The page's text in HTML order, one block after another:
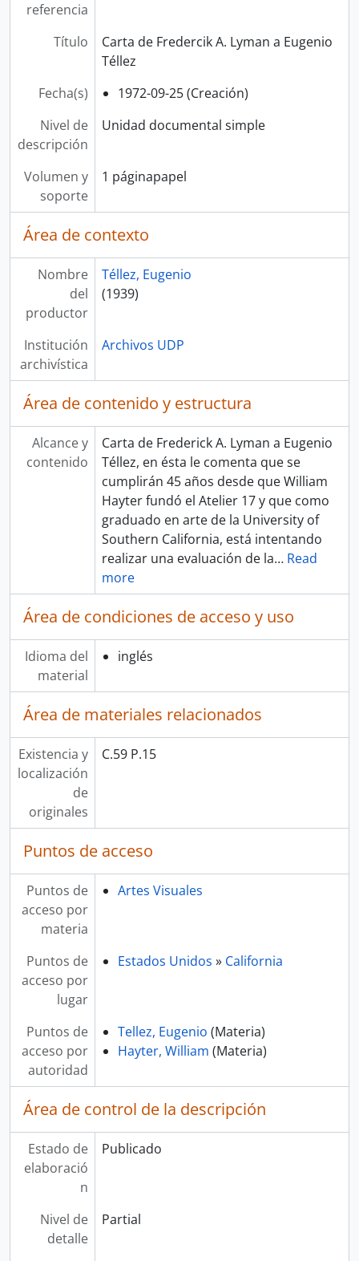
referencia
Título
Carta de Fredercik A. Lyman a Eugenio
Téllez
Fecha(s)
1972-09-25 (Creación)
Nivel de
descripción
Unidad documental simple
Volumen y
soporte
1 páginapapel
Área de contexto
Nombre
del
productor
Téllez, Eugenio
(1939)
Institución
archivística
Archivos UDP
Área de contenido y estructura
Alcance y
contenido
Carta de Frederick A. Lyman a Eugenio
Téllez, en ésta le comenta que se
cumplirán 45 años desde que William
Hayter fundó el Atelier 17 y que como
graduado en arte de la University of
Southern California, está intentando
realizar una evaluación de la… Read
more
Área de condiciones de acceso y uso
Idioma del
material
inglés
Área de materiales relacionados
Existencia y
localización
de
originales
C.59 P.15
Puntos de acceso
Puntos de
acceso por
materia
Artes Visuales
Puntos de
acceso por
lugar
Estados Unidos » California
Puntos de
acceso por
autoridad
Tellez, Eugenio (Materia)
Hayter, William (Materia)
Área de control de la descripción
Estado de
elaboració
n
Publicado
Nivel de
detalle
Partial